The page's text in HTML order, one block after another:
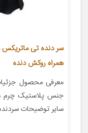
همراه روکش دنده
سایر توضیحات